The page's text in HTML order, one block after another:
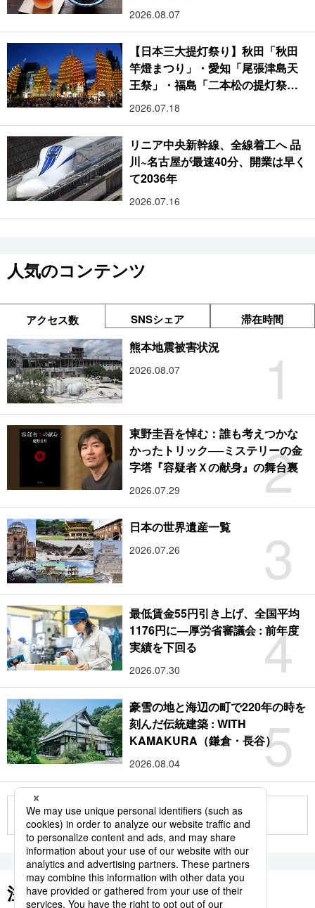
2026.08.07
【日本三大提灯祭り】秋田「秋田
竿燈まつり」・愛知「尾張津島天
王祭」・福島「二本松の提灯祭
り」:おびただしい灯火が夜空を照
2026.07.18
リニア中央新幹線、全線着工へ 品
川~名古屋が最速40分、開業は早く
て2036年
2026.07.16
人気のコンテンツ
アクセス数 SNSシェア 滞在時間
1
熊本地震被害状況
2026.08.07
2
東野圭吾を悼む：誰も考えつかな
かったトリック──ミステリーの金
字塔『容疑者Ｘの献身』の舞台裏
2026.07.29
3
日本の世界遺産一覧
2026.07.26
4
最低賃金55円引き上げ、全国平均
1176円に―厚労省審議会 : 前年度
実績を下回る
2026.07.30
5
豪雪の地と海辺の町で220年の時を
刻んだ伝統建築 : WITH
KAMAKURA（鎌倉・長谷）
2026.08.04
もっと見る
注目のキーワード